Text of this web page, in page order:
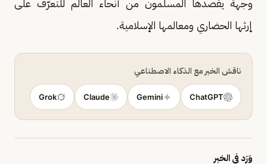
وجهةً يقصدها المسلمون من أنحاء العالم للتعرّف على
إرثها الحضاري ومعالمها الإسلامية.
ناقش الخبر مع الذكاء الاصطناعي
ChatGPT
Gemini
Claude
Grok
وَرَد في الخبر